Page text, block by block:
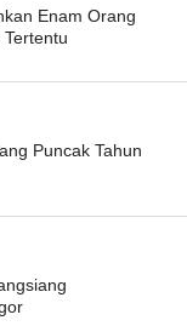
Enam Orang
Puncak Tahun